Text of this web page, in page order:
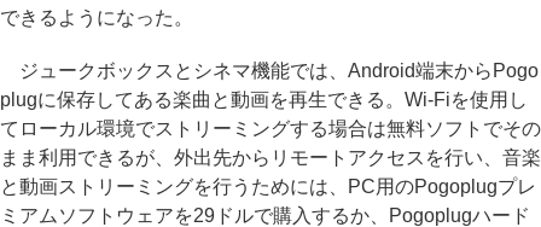
できるようになった。
ジュークボックスとシネマ機能では、Android端末からPogo
plugに保存してある楽曲と動画を再生できる。Wi-Fiを使用し
てローカル環境でストリーミングする場合は無料ソフトでその
まま利用できるが、外出先からリモートアクセスを行い、音楽
と動画ストリーミングを行うためには、PC用のPogoplugプレ
ミアムソフトウェアを29ドルで購入するか、Pogoplugハード